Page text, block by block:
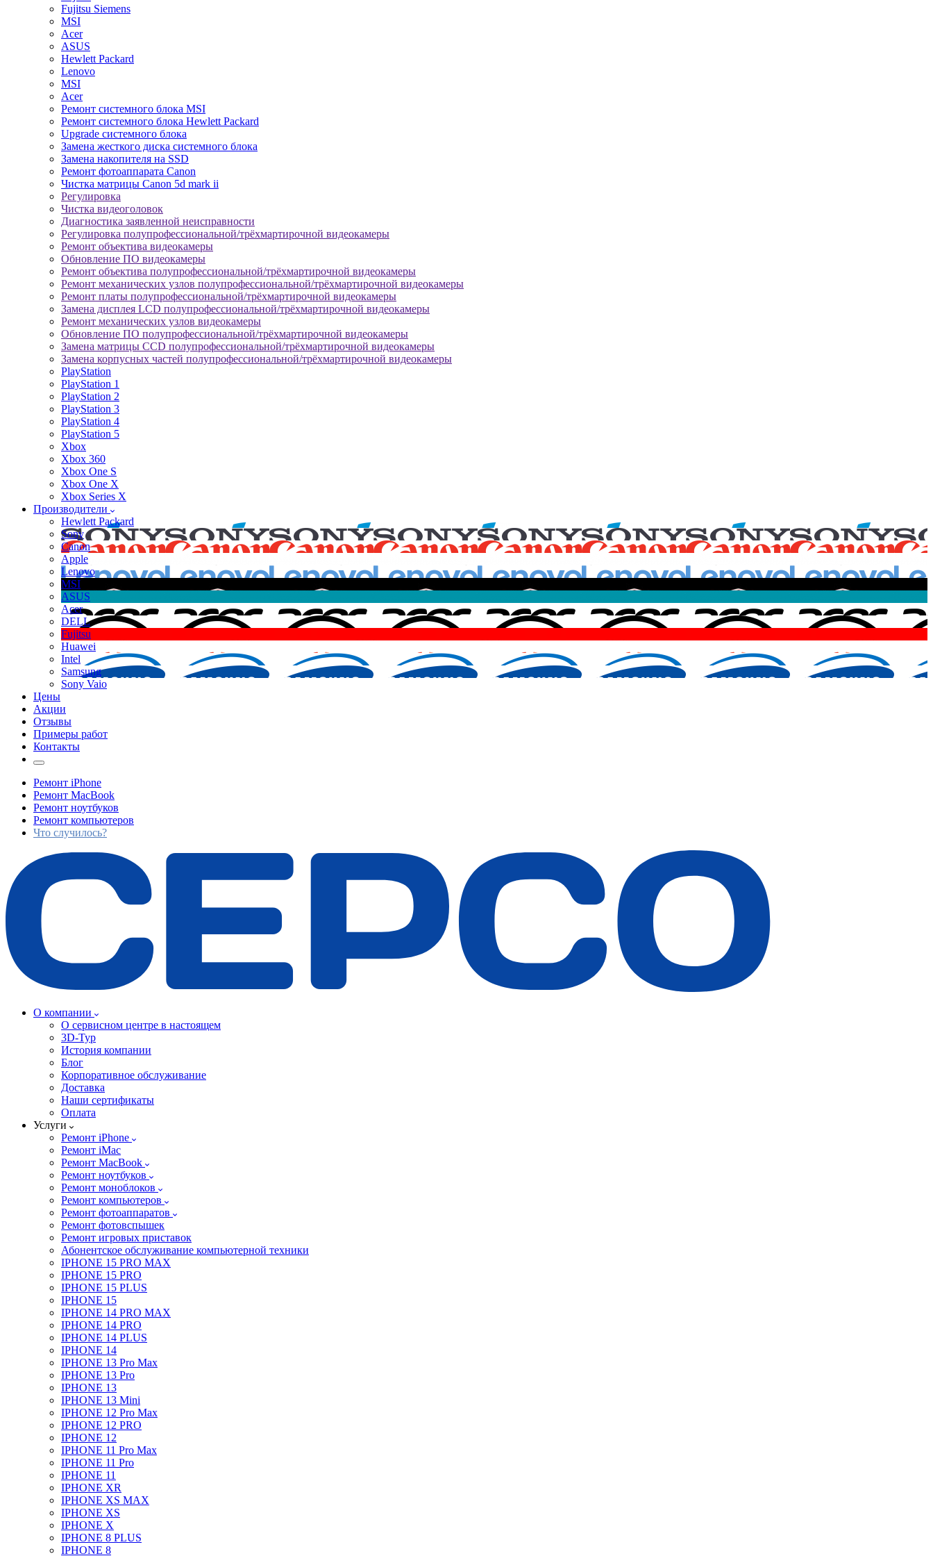
Fujitsu Siemens
MSI
Acer
ASUS
Hewlett Packard
Lenovo
MSI
Acer
Ремонт системного блока MSI
Ремонт системного блока Hewlett Packard
Upgrade системного блока
Замена жесткого диска системного блока
Замена накопителя на SSD
Ремонт фотоаппарата Canon
Чистка матрицы Canon 5d mark ii
Регулировка
Чистка видеоголовок
Диагностика заявленной неисправности
Регулировка полупрофессиональной/трёхмартирочной видеокамеры
Ремонт объектива видеокамеры
Обновление ПО видеокамеры
Ремонт объектива полупрофессиональной/трёхмартирочной видеокамеры
Ремонт механических узлов полупрофессиональной/трёхмартирочной видеокамеры
Ремонт платы полупрофессиональной/трёхмартирочной видеокамеры
Замена дисплея LCD полупрофессиональной/трёхмартирочной видеокамеры
Ремонт механических узлов видеокамеры
Обновление ПО полупрофессиональной/трёхмартирочной видеокамеры
Замена матрицы CCD полупрофессиональной/трёхмартирочной видеокамеры
Замена корпусных частей полупрофессиональной/трёхмартирочной видеокамеры
PlayStation
PlayStation 1
PlayStation 2
PlayStation 3
PlayStation 4
PlayStation 5
Xbox
Xbox 360
Xbox One S
Xbox One X
Xbox Series X
Производители
Hewlett Packard
Sony
Canon
Apple
Lenovo
MSI
ASUS
Acer
DELL
Fujitsu
Huawei
Intel
Samsung
Sony Vaio
Цены
Акции
Отзывы
Примеры работ
Контакты
Ремонт iPhone
Ремонт MacBook
Ремонт ноутбуков
Ремонт компьютеров
Что случилось?
О компании
О сервисном центре в настоящем
3D-Тур
История компании
Блог
Корпоративное обслуживание
Доставка
Наши сертификаты
Оплата
Услуги
Ремонт iPhone
Ремонт iMac
Ремонт MacBook
Ремонт ноутбуков
Ремонт моноблоков
Ремонт компьютеров
Ремонт фотоаппаратов
Ремонт фотовспышек
Ремонт игровых приставок
Абонентское обслуживание компьютерной техники
IPHONE 15 PRO MAX
IPHONE 15 PRO
IPHONE 15 PLUS
IPHONE 15
IPHONE 14 PRO MAX
IPHONE 14 PRO
IPHONE 14 PLUS
IPHONE 14
IPHONE 13 Pro Max
IPHONE 13 Pro
IPHONE 13
IPHONE 13 Mini
IPHONE 12 Pro Max
IPHONE 12 PRO
IPHONE 12
IPHONE 11 Pro Max
IPHONE 11 Pro
IPHONE 11
IPHONE XR
IPHONE XS MAX
IPHONE XS
IPHONE X
IPHONE 8 PLUS
IPHONE 8